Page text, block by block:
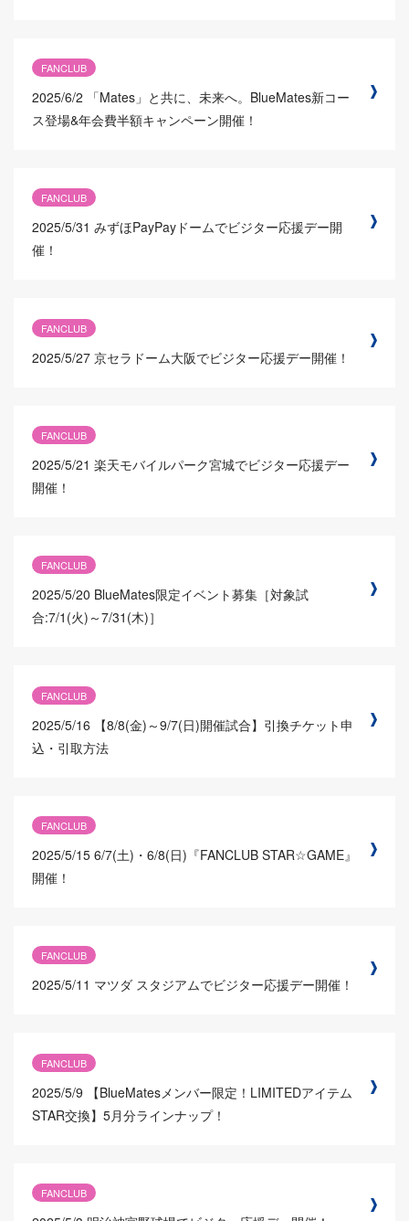
FANCLUB
2025/6/2
「Mates」と共に、未来へ。BlueMates新コー
ス登場&年会費半額キャンペーン開催！
FANCLUB
2025/5/31 みずほPayPayドームでビジター応援デー開
催！
FANCLUB
2025/5/27 京セラドーム大阪でビジター応援デー開催！
FANCLUB
2025/5/21 楽天モバイルパーク宮城でビジター応援デー
開催！
FANCLUB
2025/5/20 BlueMates限定イベント募集［対象試
合:7/1(火)～7/31(木)］
FANCLUB
2025/5/16
【8/8(金)～9/7(日)開催試合】引換チケット申
込・引取方法
FANCLUB
2025/5/15 6/7(土)・6/8(日)『FANCLUB STAR☆GAME』
開催！
FANCLUB
2025/5/11 マツダ スタジアムでビジター応援デー開催！
FANCLUB
2025/5/9
【BlueMatesメンバー限定！LIMITEDアイテム
STAR交換】5月分ラインナップ！
FANCLUB